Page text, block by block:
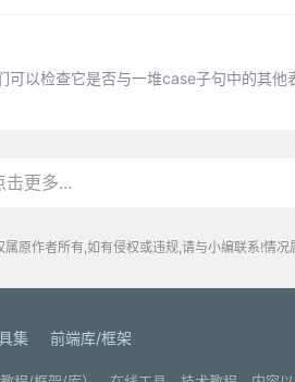
以检查它是否与一堆case子句中的其他
击更多...
原作者所有,如有侵权或违规,请与小编联系!情况
集 前端库/框架